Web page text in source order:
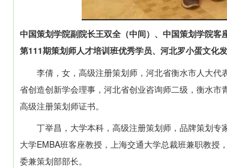
中国策划学院副院长王双全（中间）、 中国策划学院客
第111期策划师人才培训班优秀学员、河北罗小蛋文化
李倩，女，高级注册策划师，河北省衡水市人大代
省创造创新学会理事，河北省创业咨询师二级，衡水
高级注册策划师证书。
丁举昌，大学本科，高级注册策划师，品牌策划专
大学EMBA班客座教授，上海交通大学总裁班兼职教
委兼策划部部长。